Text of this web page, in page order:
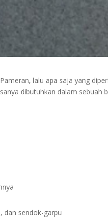
lalu apa saja yang
dibutuhkan dalam sebuah
dan sendok-garpu